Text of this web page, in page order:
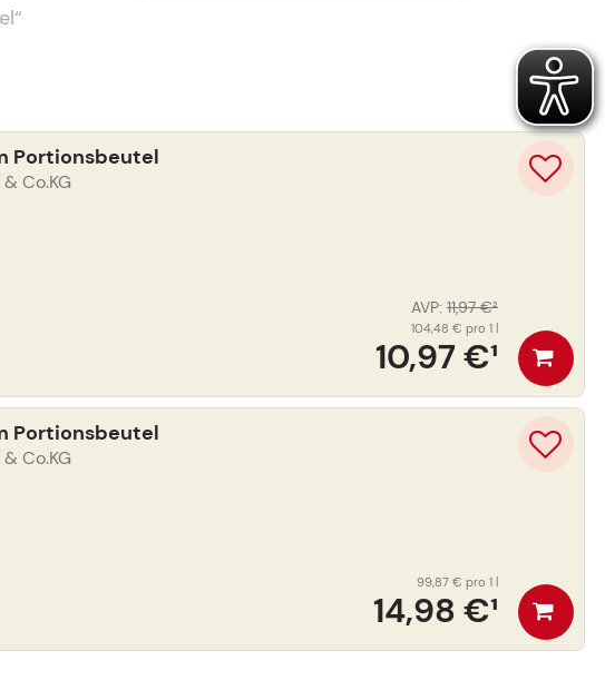
“
Portionsbeutel
Co.KG
10,97 €¹
AVP: 11,97 €²
104,48 € pro 1 l
Portionsbeutel
Co.KG
14,98 €¹
99,87 € pro 1 l